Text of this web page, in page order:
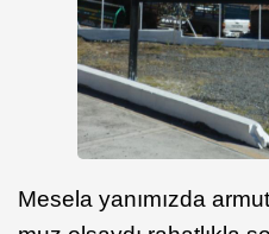
Mesela yanımızda